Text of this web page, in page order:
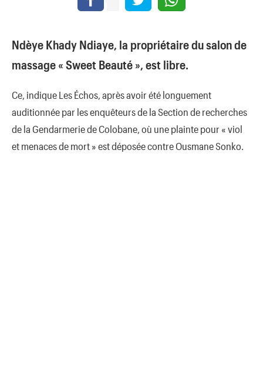
Ndèye Khady Ndiaye, la propriétaire du salon de
massage « Sweet Beauté », est libre.
Ce, indique Les Échos, après avoir été longuement
auditionnée par les enquêteurs de la Section de recherches
de la Gendarmerie de Colobane, où une plainte pour « viol
et menaces de mort » est déposée contre Ousmane Sonko.